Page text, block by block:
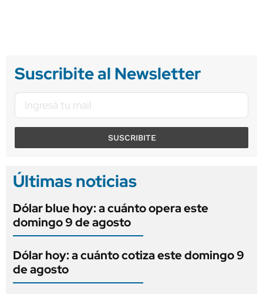
Suscribite al Newsletter
SUSCRIBITE
Últimas noticias
Dólar blue hoy: a cuánto opera este
domingo 9 de agosto
Dólar hoy: a cuánto cotiza este domingo 9
de agosto